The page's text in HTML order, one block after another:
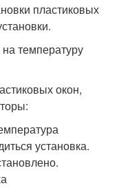
пластиковых
температуру
окон,
установка.